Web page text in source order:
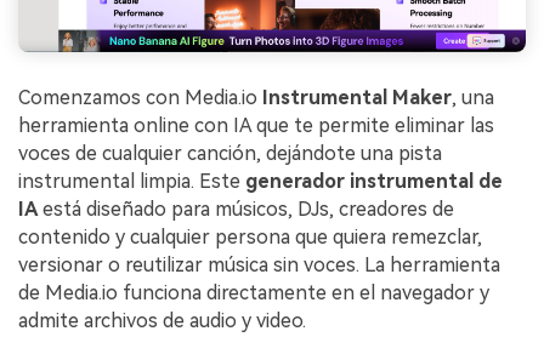
Comenzamos con Media.io Instrumental Maker, una
herramienta online con IA que te permite eliminar las
voces de cualquier canción, dejándote una pista
instrumental limpia. Este generador instrumental de
IA está diseñado para músicos, DJs, creadores de
contenido y cualquier persona que quiera remezclar,
versionar o reutilizar música sin voces. La herramienta
de Media.io funciona directamente en el navegador y
admite archivos de audio y video.